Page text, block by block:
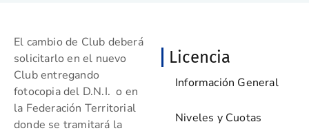
El cambio de Club deberá
solicitarlo en el nuevo
Club entregando
fotocopia del D.N.I. o en
la Federación Territorial
donde se tramitará la
Licencia
Información General
Niveles y Cuotas